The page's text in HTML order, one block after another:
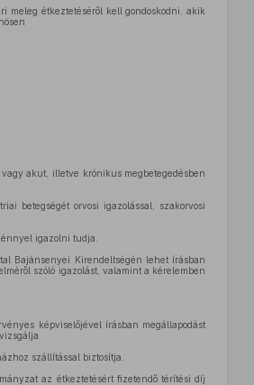
meleg étkeztetéséről kell gondoskodni, akik
akut, illetve krónikus megbetegedésben
betegségét orvosi igazolással, szakorvosi
igazolni tudja.
Bajánsenyei Kirendeltségén lehet írásban
szóló igazolást, valamint a kérelemben
képviselőjével írásban megállapodást
szállítással biztosítja.
az étkeztetésért fizetendő térítési díj